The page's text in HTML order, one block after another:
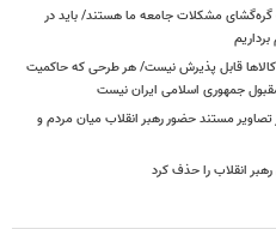
گره‌گشای مشکلات جامعه ما هستند/ باید در
قابل پذیرش نیست/ هر طرحی که حاکمیت
جمهوری اسلامی ایران نیست
مستند حضور رهبر انقلاب میان مردم و
انقلاب را حذف کرد